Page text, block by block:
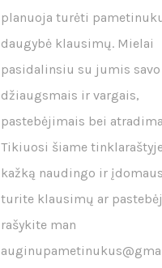
planuoja turėti
daugybė klausimų. Mielai
pasidalinsiu su jumis savo
džiaugsmais ir vargais,
pastebėjimais bei
Tikiuosi šiame
kažką naudingo ir
turite klausimų ar
rašykite man